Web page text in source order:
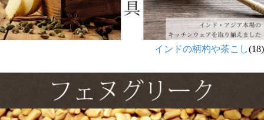
インドの柄杓や茶こし(18)